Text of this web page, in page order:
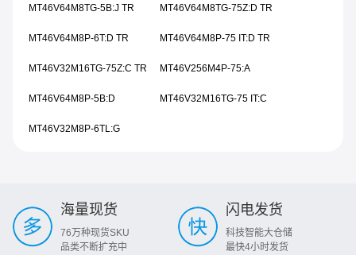
MT46V64M8TG-5B:J TR MT46V64M8TG-75Z:D TR
MT46V64M8P-6T:D TR MT46V64M8P-75 IT:D TR
MT46V32M16TG-75Z:C TR MT46V256M4P-75:A
MT46V64M8P-5B:D MT46V32M16TG-75 IT:C
MT46V32M8P-6TL:G
海量现货
76万种现货SKU
品类不断扩充中
闪电发货
科技智能大仓储
最快4小时发货